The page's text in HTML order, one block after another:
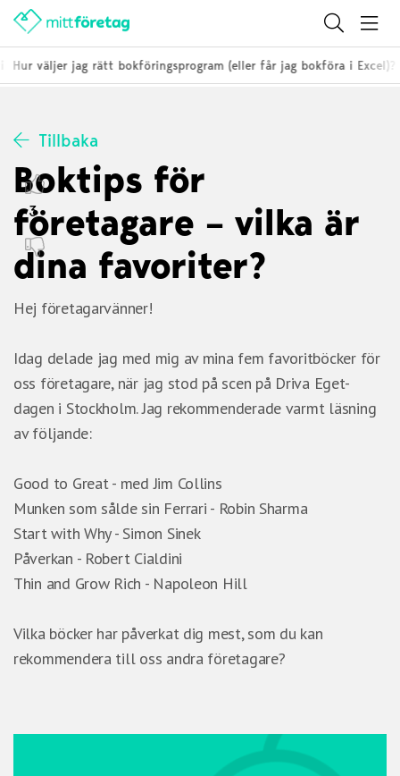
Hur väljer jag rätt bokföringsprogram (eller får jag bokföra i Excel)?
3
Tillbaka
Boktips för
företagare – vilka är
dina favoriter?
Hej företagarvänner!
Idag delade jag med mig av mina fem favoritböcker för
oss företagare, när jag stod på scen på Driva Eget-
dagen i Stockholm. Jag rekommenderade varmt läsning
av följande:
Good to Great - med Jim Collins
Munken som sålde sin Ferrari - Robin Sharma
Start with Why - Simon Sinek
Påverkan - Robert Cialdini
Thin and Grow Rich - Napoleon Hill
Vilka böcker har påverkat dig mest, som du kan
rekommendera till oss andra företagare?